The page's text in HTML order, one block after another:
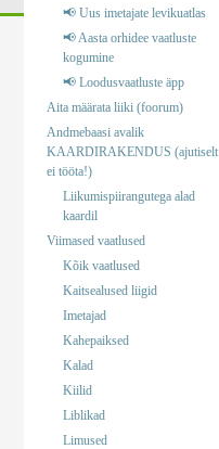
📢 Uus imetajate levikuatlas
📢 Aasta orhidee vaatluste
kogumine
📢 Loodusvaatluste äpp
Aita määrata liiki (foorum)
Andmebaasi avalik
KAARDIRAKENDUS (ajutiselt
ei tööta!)
Liikumispiirangutega alad
kaardil
Viimased vaatlused
Kõik vaatlused
Kaitsealused liigid
Imetajad
Kahepaiksed
Kalad
Kiilid
Liblikad
Limused